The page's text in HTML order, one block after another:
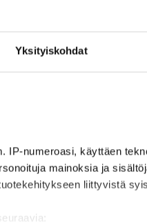
Yksityiskohdat
IP-numeroasi, käyttäen
mainoksia ja
liittyvistä